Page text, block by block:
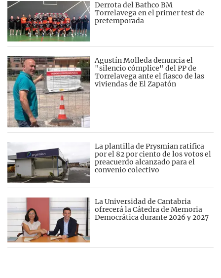
Derrota del Bathco BM
Torrelavega en el primer test de
pretemporada
Agustín Molleda denuncia el
"silencio cómplice" del PP de
Torrelavega ante el fiasco de las
viviendas de El Zapatón
La plantilla de Prysmian ratifica
por el 82 por ciento de los votos el
preacuerdo alcanzado para el
convenio colectivo
La Universidad de Cantabria
ofrecerá la Cátedra de Memoria
Democrática durante 2026 y 2027